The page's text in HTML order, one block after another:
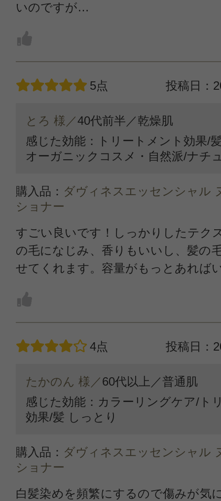
いのですが…
5点 投稿日：
とろ 様／40代前半／乾燥肌
感じた効能：トリートメント効果/
オーガニックコスメ・自然派/ナチ
購入品： ダヴィネスエッセンシャル
ショナー
すごい良いです！しっかりしたテク
の毛になじみ、香りもいいし、髪の
せてくれます。容量がもっとあれば
4点 投稿日：
たかのん 様／60代以上／普通肌
感じた効能：カラーリングケア/ト
効果/髪 しっとり
購入品： ダヴィネスエッセンシャル
ショナー
白髪染めを頻繁にするので傷みが気